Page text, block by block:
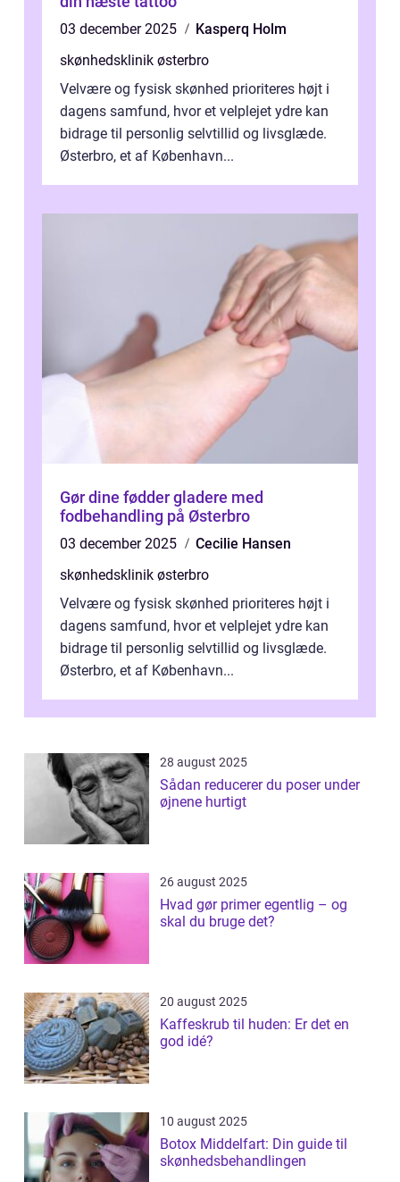
03 december 2025
Kasperq Holm
skønhedsklinik østerbro
Velvære og fysisk skønhed prioriteres højt i
dagens samfund, hvor et velplejet ydre kan
bidrage til personlig selvtillid og livsglæde.
Østerbro, et af København...
Gør dine fødder gladere med
fodbehandling på Østerbro
03 december 2025
Cecilie Hansen
skønhedsklinik østerbro
Velvære og fysisk skønhed prioriteres højt i
dagens samfund, hvor et velplejet ydre kan
bidrage til personlig selvtillid og livsglæde.
Østerbro, et af København...
28 august 2025
Sådan reducerer du poser under
øjnene hurtigt
26 august 2025
Hvad gør primer egentlig – og
skal du bruge det?
20 august 2025
Kaffeskrub til huden: Er det en
god idé?
10 august 2025
Botox Middelfart: Din guide til
skønhedsbehandlingen